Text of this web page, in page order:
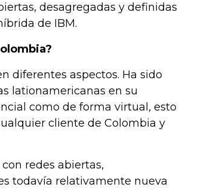
desagregadas y definidas
de IBM.
diferentes aspectos. Ha sido
lationamericanas en su
como de forma virtual, esto
cliente de Colombia y
redes abiertas,
todavía relativamente nueva